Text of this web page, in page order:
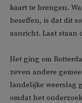
kaart te brengen.
beseffen, is dat dit
aanricht. Laat
Het ging om
zeven andere
landelijke weerslag
omdat het